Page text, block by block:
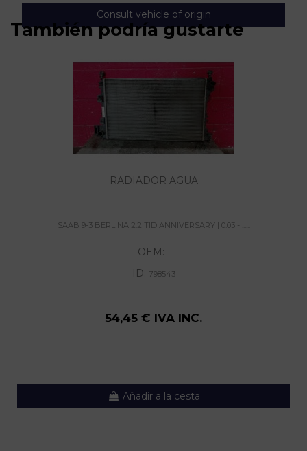
Consult vehicle of origin
También podría gustarte
RADIADOR AGUA
SAAB 9-3 BERLINA 2.2 TID ANNIVERSARY | 0.03 - ......
OEM: -
ID: 798543
54,45 € IVA INC.
Añadir a la cesta